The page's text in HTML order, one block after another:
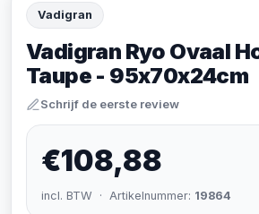
Vadigran
Vadigran Ryo Ovaal
Taupe - 95x70x24cm
Schrijf de eerste review
€108,88
incl. BTW · Artikelnummer: 19864